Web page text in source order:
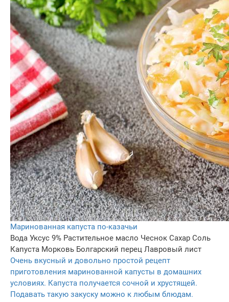
Маринованная капуста по-казачьи
Вода Уксус 9% Растительное масло Чеснок Сахар Соль
Капуста Морковь Болгарский перец Лавровый лист
Очень вкусный и довольно простой рецепт
приготовления маринованной капусты в домашних
условиях. Капуста получается сочной и хрустящей.
Подавать такую закуску можно к любым блюдам.